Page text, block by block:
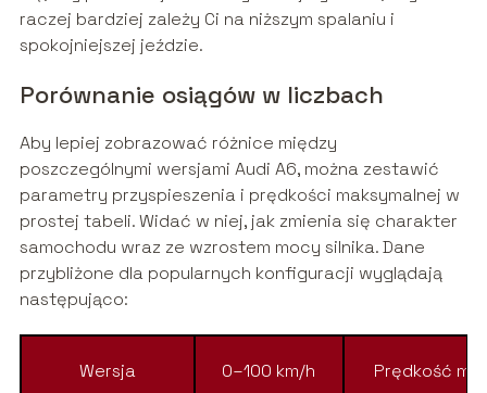
raczej bardziej zależy Ci na niższym spalaniu i
spokojniejszej jeździe.
Porównanie osiągów w liczbach
Aby lepiej zobrazować różnice między
poszczególnymi wersjami Audi A6, można zestawić
parametry przyspieszenia i prędkości maksymalnej w
prostej tabeli. Widać w niej, jak zmienia się charakter
samochodu wraz ze wzrostem mocy silnika. Dane
przybliżone dla popularnych konfiguracji wyglądają
następująco:
Wersja 0–100 km/h Prędkość